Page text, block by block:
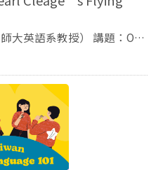
and Transgression